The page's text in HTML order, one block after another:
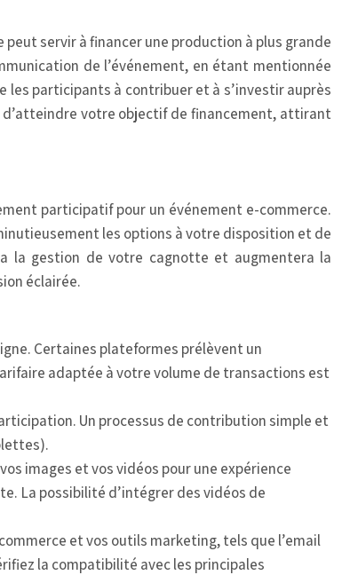
servir à financer une production à plus grande
de l’événement, en étant mentionnée
les participants à contribuer et à s’investir auprès
d’atteindre votre objectif de financement, attirant
participatif pour un événement e-commerce.
les options à votre disposition et de
la gestion de votre cagnotte et augmentera la
éclairée.
Certaines plateformes prélèvent un
adaptée à votre volume de transactions est
Un processus de contribution simple et
images et vos vidéos pour une expérience
La possibilité d’intégrer des vidéos de
et vos outils marketing, tels que l’email
la compatibilité avec les principales